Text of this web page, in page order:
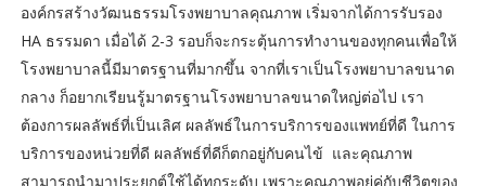
องค์กรสร้างวัฒนธรรมโรงพยาบาลคุณภาพ เริ่มจากได้การรับรอง
HA ธรรมดา เมื่อได้ 2-3 รอบก็จะกระตุ้นการทำงานของทุกคนเพื่อให้
โรงพยาบาลนี้มีมาตรฐานที่มากขึ้น จากที่เราเป็นโรงพยาบาลขนาด
กลาง ก็อยากเรียนรู้มาตรฐานโรงพยาบาลขนาดใหญ่ต่อไป เรา
ต้องการผลลัพธ์ที่เป็นเลิศ ผลลัพธ์ในการบริการของแพทย์ที่ดี ในการ
บริการของหน่วยที่ดี ผลลัพธ์ที่ดีก็ตกอยู่กับคนไข้ และคุณภาพ
สามารถนำมาประยกต์ใช้ได้ทุกระดับ เพราะคุณภาพอยู่คู่กับชีวิตของ